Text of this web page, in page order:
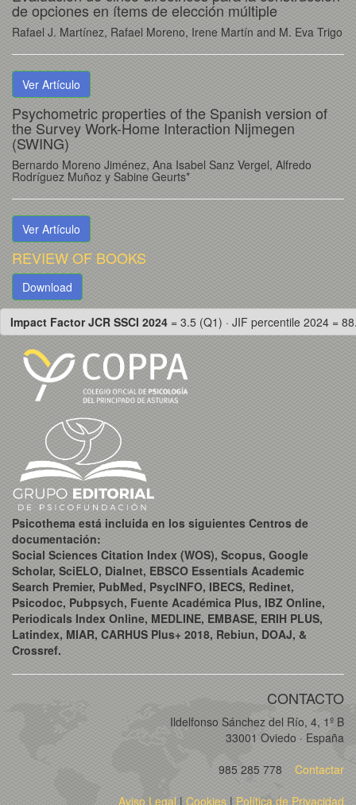
de opciones en ítems de elección múltiple
Rafael J. Martínez, Rafael Moreno, Irene Martín and M. Eva Trigo
Ver Artículo
Psychometric properties of the Spanish version of
the Survey Work-Home Interaction Nijmegen
(SWING)
Bernardo Moreno Jiménez, Ana Isabel Sanz Vergel, Alfredo
Rodríguez Muñoz y Sabine Geurts*
Ver Artículo
REVIEW OF BOOKS
Download
Impact Factor JCR SSCI 2024 = 3.5 (Q1) · JIF percentile 2024 =
Psicothema está incluida en los siguientes Centros de
documentación:
Social Sciences Citation Index (WOS), Scopus, Google
Scholar, SciELO, Dialnet, EBSCO Essentials Academic
Search Premier, PubMed, PsycINFO, IBECS, Redinet,
Psicodoc, Pubpsych, Fuente Académica Plus, IBZ Online,
Periodicals Index Online, MEDLINE, EMBASE, ERIH PLUS,
Latindex, MIAR, CARHUS Plus+ 2018, Rebiun, DOAJ, &
Crossref.
CONTACTO
Ildelfonso Sánchez del Río, 4, 1º B
33001 Oviedo · España
985 285 778
Contactar
Aviso Legal| Cookies | Política de Privacidad